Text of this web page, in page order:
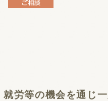
就労等の機会を通じ